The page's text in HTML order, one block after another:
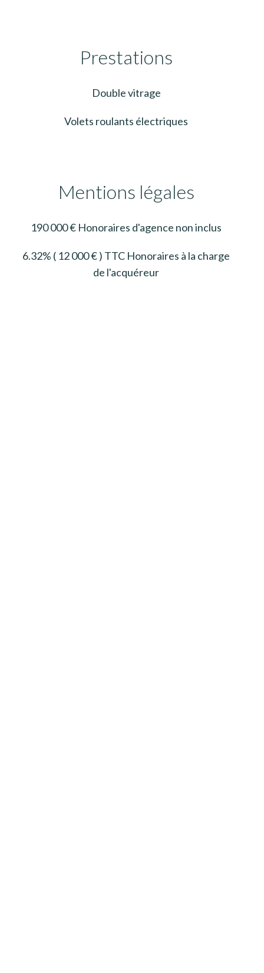
Prestations
Double vitrage
Volets roulants électriques
Mentions légales
190 000 € Honoraires d'agence non inclus
6.32% ( 12 000 € ) TTC Honoraires à la charge
de l'acquéreur